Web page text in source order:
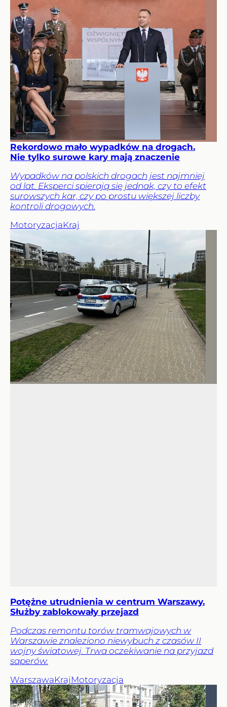
Rekordowo mało wypadków na drogach.
Nie tylko surowe kary mają znaczenie
Wypadków na polskich drogach jest najmniej
od lat. Eksperci spierają się jednak, czy to efekt
surowszych kar, czy po prostu większej liczby
kontroli drogowych.
MotoryzacjaKraj
Potężne utrudnienia w centrum Warszawy.
Służby zablokowały przejazd
Podczas remontu torów tramwajowych w
Warszawie znaleziono niewybuch z czasów II
wojny światowej. Trwa oczekiwanie na przyjazd
saperów.
WarszawaKraj Motoryzacja